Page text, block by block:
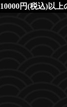
10000円(税込)以